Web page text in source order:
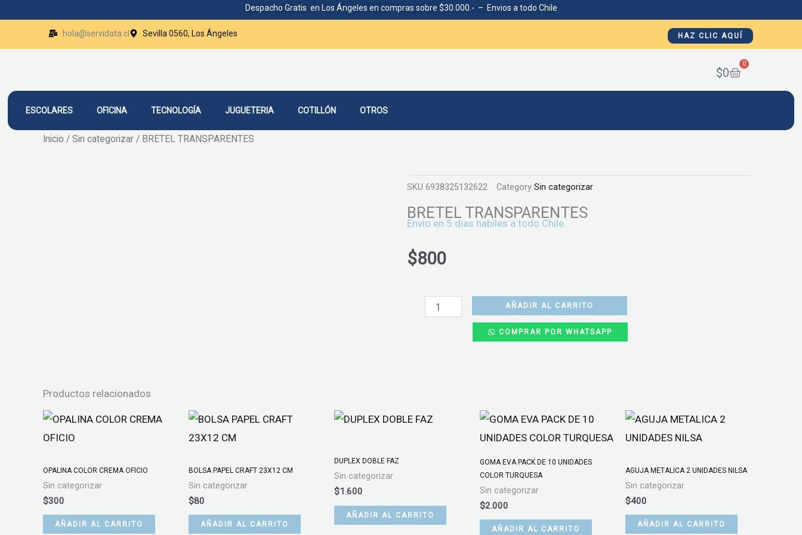
Despacho Gratis en Los Ángeles en compras sobre $30.000.- – Envios a todo Chile
hola@servidata.cl Sevilla 0560, Los Ángeles HAZ CLIC AQUÍ
$0
0
Cart
ESCOLARES OFICINA TECNOLOGÍA JUGUETERIA COTILLÓN OTROS
Inicio / Sin categorizar / BRETEL TRANSPARENTES
SKU 6938325132622 Category Sin categorizar
BRETEL TRANSPARENTES
Envio en 5 dias habiles a todo Chile.
$800
TRANSPARENTES
AÑADIR AL CARRITO
COMPRAR POR WHATSAPP
Productos relacionados
OPALINA COLOR CREMA OFICIO
Sin categorizar
$300
AÑADIR AL CARRITO
BOLSA PAPEL CRAFT 23X12 CM
Sin categorizar
$80
AÑADIR AL CARRITO
DUPLEX DOBLE FAZ
Sin categorizar
$1.600
AÑADIR AL CARRITO
GOMA EVA PACK DE 10 UNIDADES
COLOR TURQUESA
Sin categorizar
$2.000
AÑADIR AL CARRITO
AGUJA METALICA 2 UNIDADES NILSA
Sin categorizar
$400
AÑADIR AL CARRITO